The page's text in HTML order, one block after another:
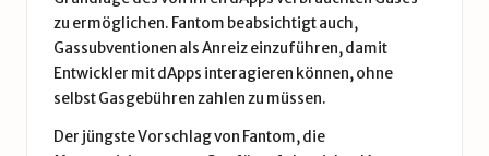
zu ermöglichen. Fantom beabsichtigt auch,
Gassubventionen als Anreiz einzuführen, damit
Entwickler mit dApps interagieren können, ohne
selbst Gasgebühren zahlen zu müssen.
Der jüngste Vorschlag von Fantom, die